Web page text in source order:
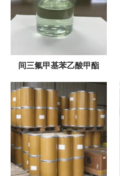
间三氟甲基苯乙酸甲酯